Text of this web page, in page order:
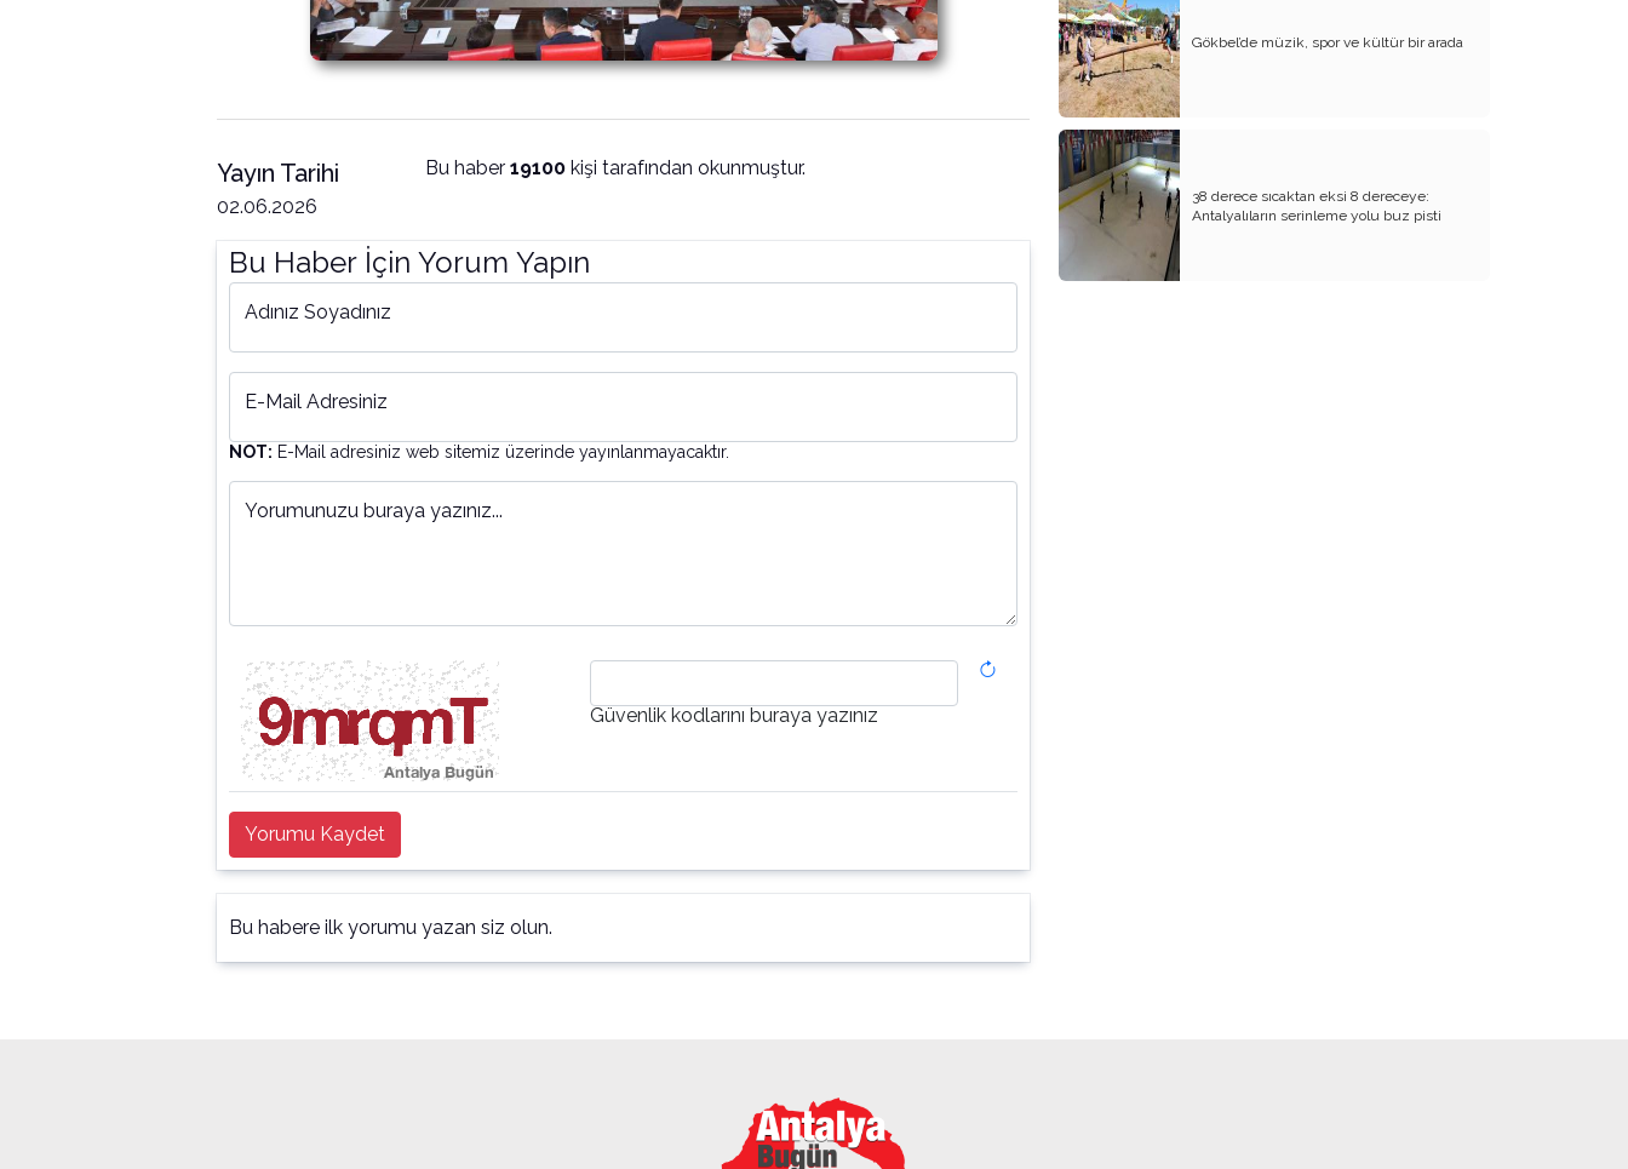
Yayın Tarihi
02.06.2026
Bu haber 19100kişi tarafından okunmuştur.
Bu Haber İçin Yorum Yapın
Adınız Soyadınız
E-Mail Adresiniz
NOT: E-Mail adresiniz web sitemiz üzerinde yayınlanmayacaktır.
Yorumunuzu buraya yazınız...
Güvenlik kodlarını buraya yazınız
Yorumu Kaydet
Bu habere ilk yorumu yazan siz olun.
Gökbel’de müzik, spor ve kültür bir arada
38 derece sıcaktan eksi 8 dereceye:
Antalyalıların serinleme yolu buz pisti